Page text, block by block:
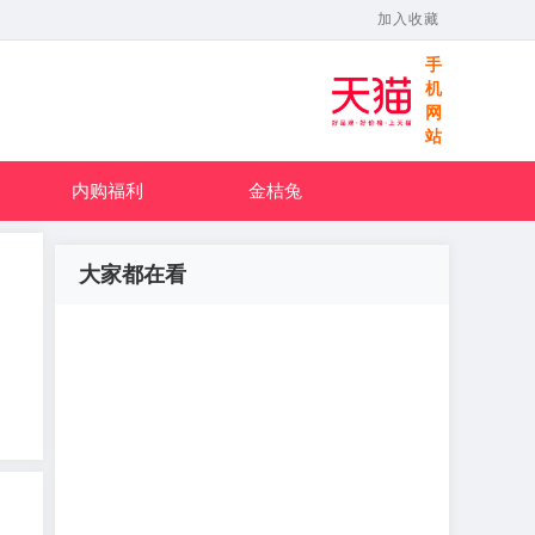
加入收藏
手
机
网
站
内购福利 金桔兔
大家都在看